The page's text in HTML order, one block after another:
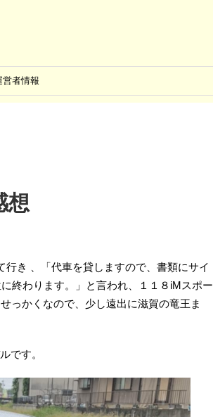
営者情報
想
き 、「代車を貸しますので、書類にサイ
終わります。」と言われ、１１８iMスポー
っかくなので、少し遠出に滋賀の竜王ま
です。